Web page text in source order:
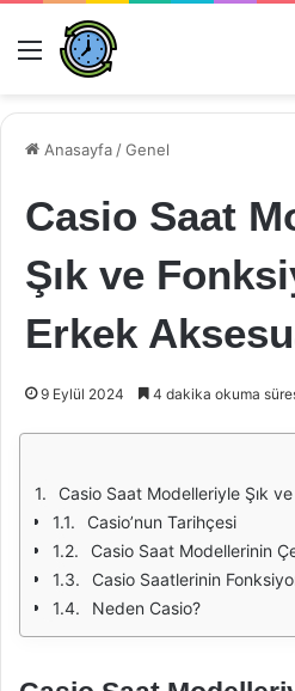
Menü
Anasayfa /Genel
Casio Saat
Şık ve
Erkek
9 Eylül 2024 4 dakika okuma
Casio Saat Modelleriyle Şık ve
Casio’nun Tarihçesi
Casio Saat Modellerinin
Casio Saatlerinin
Neden Casio?